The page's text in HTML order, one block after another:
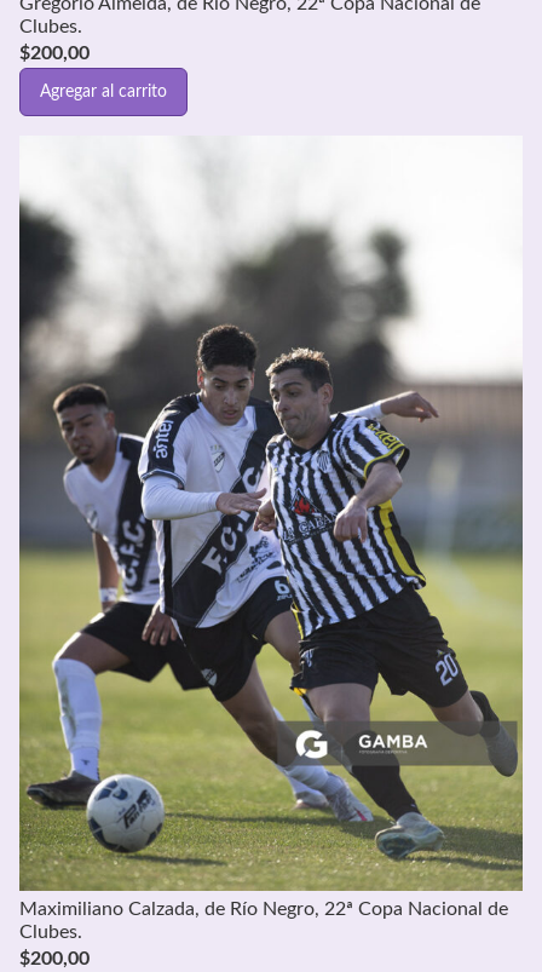
Gregorio Almeida, de Río Negro, 22ª Copa Nacional de
Clubes.
$200,00
Agregar al carrito
Maximiliano Calzada, de Río Negro, 22ª Copa Nacional de
Clubes.
$200,00